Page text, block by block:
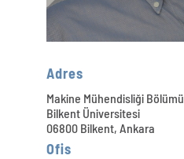
Adres
Makine Mühendisliği Bölümü
Bilkent Üniversitesi
06800 Bilkent, Ankara
Ofis